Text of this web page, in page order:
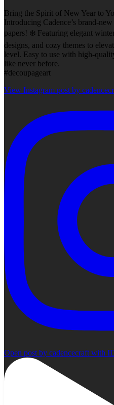
Bring the Spirit of New Year to
Introducing Cadence’s brand-
papers! ❄️ Featuring elegant
designs, and cozy themes to
level. Easy to use with high-
like never before.
#decoupageart
View Instagram post by
Open post by cadencecraft with